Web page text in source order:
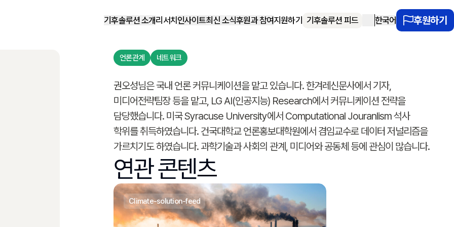
기후솔루션 소개리서치 인사이트최신 소식후원과 참여지원하기 기후솔루션 피드 한국어 후원하기
언론관계 네트워크
권오성님은 국내 언론 커뮤니케이션을 맡고 있습니다. 한겨레신문사에서 기자,
미디어전략팀장 등을 맡고, LG AI(인공지능) Research에서 커뮤니케이션 전략을
담당했습니다. 미국 Syracuse University에서 Computational Jouranlism 석사
학위를 취득하였습니다. 건국대학교 언론홍보대학원에서 겸임교수로 데이터 저널리즘을
가르치기도 하였습니다. 과학기술과 사회의 관계, 미디어와 공동체 등에 관심이 많습니다.
연관 콘텐츠
climate-solution-feed